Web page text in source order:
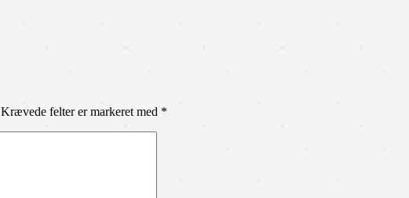
Krævede felter er markeret med *